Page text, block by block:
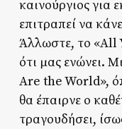
καινούργιος για
επιτραπεί να
Άλλωστε, το «All
ότι μας ενώνει.
Are the World»,
θα έπαιρνε ο
τραγουδήσει,